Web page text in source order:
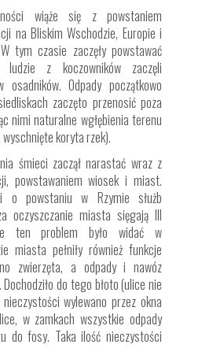
wiąże się z powstaniem
na Bliskim Wschodzie, Europie i
tym czasie zaczęły powstawać
ludzie z koczowników zaczęli
Odpady początkowo
zaczęto przenosić poza
nimi naturalne wgłębienia terenu
koryta rzek).
śmieci zaczął narastać wraz z
powstawaniem wiosek i miast.
o powstaniu w Rzymie służb
oczyszczanie miasta sięgają III
ten problem było widać w
miasta pełniły również funkcje
zwierzęta, a odpady i nawóz
do tego błoto (ulice nie
wylewano przez okna
w zamkach wszystkie odpady
do fosy. Taka ilość nieczystości